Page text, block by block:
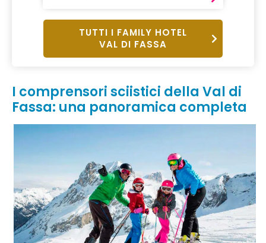
TUTTI I FAMILY HOTEL
VAL DI FASSA
I comprensori sciistici della Val di
Fassa: una panoramica completa